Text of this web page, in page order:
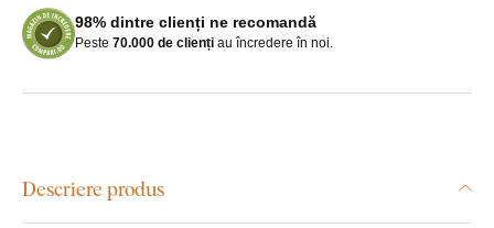
98% dintre clienți ne recomandă
Peste 70.000 de clienți au încredere în noi.
Descriere produs